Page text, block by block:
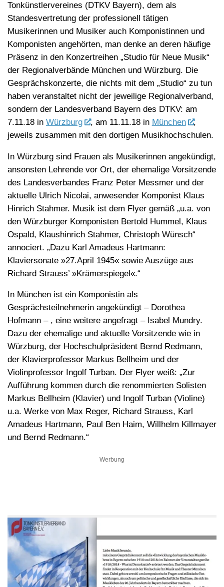
Tonkünstlervereines (DTKV Bayern), dem als
Standesvertretung der professionell tätigen
Musikerinnen und Musiker auch Komponistinnen und
Komponisten angehörten, man denke an deren häufige
Präsenz in den Konzertreihen „Studio für Neue Musik“
der Regionalverbände München und Würzburg. Die
Gesprächskonzerte, die nichts mit dem „Studio“ zu tun
haben veranstaltet nicht der jeweilige Regionalverband,
sondern der Landesverband Bayern des DTKV: am
7.11.18 in Würzburg , am 11.11.18 in München
,
jeweils zusammen mit den dortigen Musikhochschulen.
In Würzburg sind Frauen als Musikerinnen angekündigt,
ansonsten Lehrende vor Ort, der ehemalige Vorsitzende
des Landesverbandes Franz Peter Messmer und der
aktuelle Ulrich Nicolai, anwesender Komponist Klaus
Hinrich Stahmer. Musik ist dem Flyer gemäß „u.a. von
den Würzburger Komponisten Bertold Hummel, Klaus
Ospald, Klaushinrich Stahmer, Christoph Wünsch“
annociert. „Dazu Karl Amadeus Hartmann:
Klaviersonate »27.April 1945« sowie Auszüge aus
Richard Strauss’ »Krämerspiegel«.“
In München ist ein Komponistin als
Gesprächsteilnehmerin angekündigt – Dorothea
Hofmann – , eine weitere angefragt – Isabel Mundry.
Dazu der ehemalige und aktuelle Vorsitzende wie in
Würzburg, der Hochschulpräsident Bernd Redmann,
der Klavierprofessor Markus Bellheim und der
Violinprofessor Ingolf Turban. Der Flyer weiß: „Zur
Aufführung kommen durch die renommierten Solisten
Markus Bellheim (Klavier) und Ingolf Turban (Violine)
u.a. Werke von Max Reger, Richard Strauss, Karl
Amadeus Hartmann, Paul Ben Haim, Willhelm Killmayer
und Bernd Redmann.“
Werbung